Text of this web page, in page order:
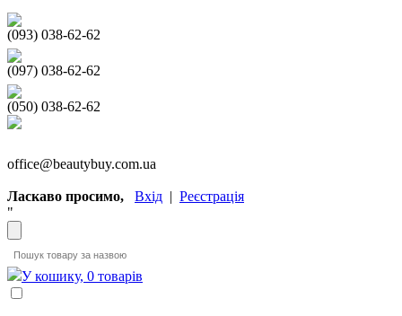
(093) 038-62-62
(097) 038-62-62
(050) 038-62-62
office@beautybuy.com.ua
Ласкаво просимо, Вхід | Реєстрація
"
У кошику, 0 товарів